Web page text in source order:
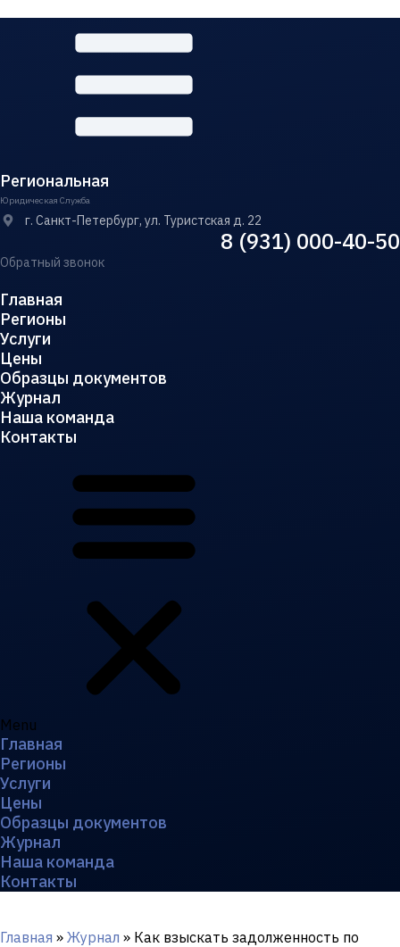
Региональная
Юридическая Служба
г. Санкт-Петербург, ул. Туристская д. 22
8 (931) 000-40-50
Обратный звонок
Главная
Регионы
Услуги
Цены
Образцы документов
Журнал
Наша команда
Контакты
Menu
Главная
Регионы
Услуги
Цены
Образцы документов
Журнал
Наша команда
Контакты
Главная » Журнал » Как взыскать задолженность по